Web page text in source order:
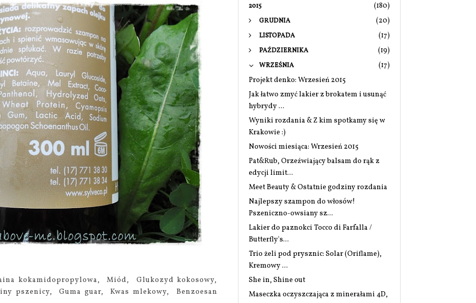
kokamidopropylowa, Miód, Glukozyd kokosowy,
pszenicy, Guma guar, Kwas mlekowy, Benzoesan
2015 (180)
GRUDNIA (20)
LISTOPADA (17)
PAŹDZIERNIKA (19)
WRZEŚNIA
(17)
Projekt denko: Wrzesień 2015
Jak łatwo zmyć lakier z brokatem i usunąć
hybrydy ...
Wyniki rozdania & Z kim spotkamy się w
Krakowie :)
Nowości miesiąca: Wrzesień 2015
Pat&Rub, Orzeźwiający balsam do rąk z
edycji limit...
Meet Beauty & Ostatnie godziny rozdania
Najlepszy szampon do włosów!
Pszeniczno-owsiany sz...
Lakier do paznokci Tocco di Farfalla /
Butterfly's...
Trio żeli pod prysznic: Solar (Oriflame),
Kremowy ...
She in, Shine out
Maseczka oczyszczająca z minerałami 4D,